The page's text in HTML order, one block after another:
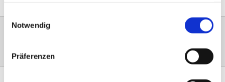
Einwilligungsauswahl
Notwendig
Präferenzen